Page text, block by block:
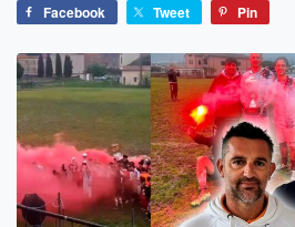
Facebook Tweet Pin